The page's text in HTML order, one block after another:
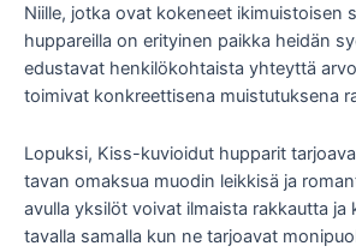
Niille, jotka ovat kokeneet ikimuistoisen
huppareilla on erityinen paikka heidän
edustavat henkilökohtaista yhteyttä
toimivat konkreettisena muistutuksena
Lopuksi, Kiss-kuvioidut hupparit
tavan omaksua muodin leikkisä ja
avulla yksilöt voivat ilmaista rakkautta ja
tavalla samalla kun ne tarjoavat